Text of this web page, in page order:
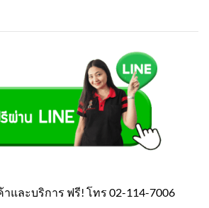
และบริการ ฟรี! โทร 02-114-7006